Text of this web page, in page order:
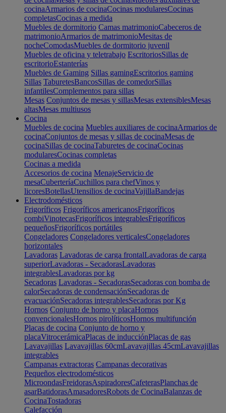
cocinaArmarios de cocinaCocinas modularesCocinas
completasCocinas a medida
Muebles de dormitorio Camas matrimonioCabeceros de
matrimonioArmarios de matrimonioMesitas de
nocheComodasMuebles de dormitorio juvenil
Muebles de oficina y teletrabajo EscritoriosSillas de
escritorioEstanterías
Muebles de Gaming Sillas gamingEscritorios gaming
Sillas TaburetesBancosSillas de comedorSillas
infantilesComplementos para sillas
Mesas Conjuntos de mesas y sillasMesas extensiblesMesas
altasMesas multiusos
Cocina
Muebles de cocina Muebles auxiliares de cocinaArmarios de
cocinaConjuntos de mesas y sillas de cocinaMesas de
cocinaSillas de cocinaTaburetes de cocinaCocinas
modularesCocinas completas
Cocinas a medida
Accesorios de cocina MenajeServicio de
mesaCuberteríaCuchillos para chefVinos y
licoresBotellasUtensilios de cocinaVajillaBandejas
Electrodomésticos
Frigoríficos Frigoríficos americanosFrigoríficos
combiVinotecasFrigoríficos integrablesFrigoríficos
pequeñosFrigoríficos portátiles
Congeladores Congeladores verticalesCongeladores
horizontales
Lavadoras Lavadoras de carga frontalLavadoras de carga
superiorLavadoras - SecadorasLavadoras
integrablesLavadoras por kg
Secadoras Lavadoras - SecadorasSecadoras con bomba de
calorSecadoras de condensaciónSecadoras de
evacuaciónSecadoras integrablesSecadoras por Kg
Hornos Conjunto de horno y placaHornos
convencionalesHornos pirolíticosHornos multifunción
Placas de cocina Conjunto de horno y
placaVitrocerámicaPlacas de inducciónPlacas de gas
Lavavajillas Lavavajillas 60cmLavavajillas 45cmLavavajillas
integrables
Campanas extractoras Campanas decorativas
Pequeños electrodomésticos
MicroondasFreidorasAspiradoresCafeterasPlanchas de
asarBatidorasAmasadoresRobots de CocinaBalanzas de
CocinaTostadoras
Calefacción